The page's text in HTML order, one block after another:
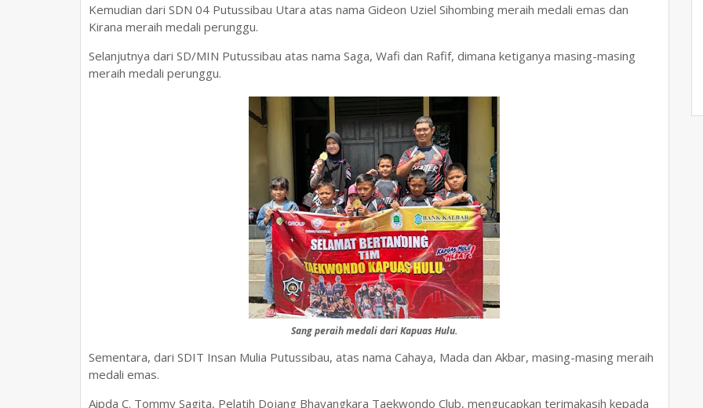
Kemudian dari SDN 04 Putussibau Utara atas nama Gideon Uziel Sihombing meraih medali emas dan
Kirana meraih medali perunggu.
Selanjutnya dari SD/MIN Putussibau atas nama Saga, Wafi dan Rafif, dimana ketiganya masing-masing
meraih medali perunggu.
Sang peraih medali dari Kapuas Hulu.
Sementara, dari SDIT Insan Mulia Putussibau, atas nama Cahaya, Mada dan Akbar, masing-masing meraih
medali emas.
Aipda C. Tommy Sagita, Pelatih Dojang Bhayangkara Taekwondo Club, mengucapkan terimakasih kepada